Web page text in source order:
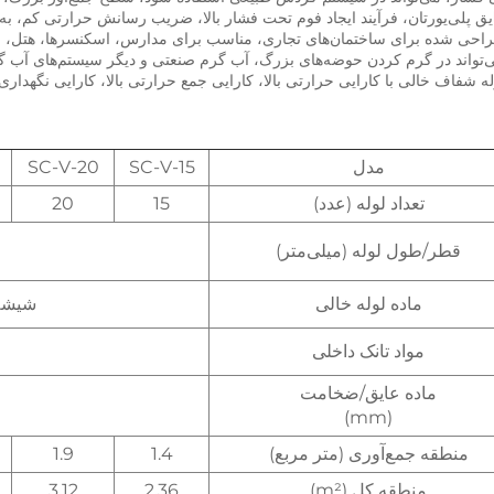
مدل SC-V-15
SC-V-20
تعداد لوله (عدد)
15
20
قطر/طول لوله (میلی‌متر)
ماده لوله خالی شیشه
مواد تانک داخلی
ماده عایق/ضخامت
(mm)
منطقه جمع‌آوری (متر مربع)
1.4
1.9